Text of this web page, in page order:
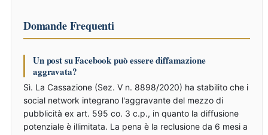
Domande Frequenti
Un post su Facebook può essere diffamazione
aggravata?
Sì. La Cassazione (Sez. V n. 8898/2020) ha stabilito che i
social network integrano l'aggravante del mezzo di
pubblicità ex art. 595 co. 3 c.p., in quanto la diffusione
potenziale è illimitata. La pena è la reclusione da 6 mesi a